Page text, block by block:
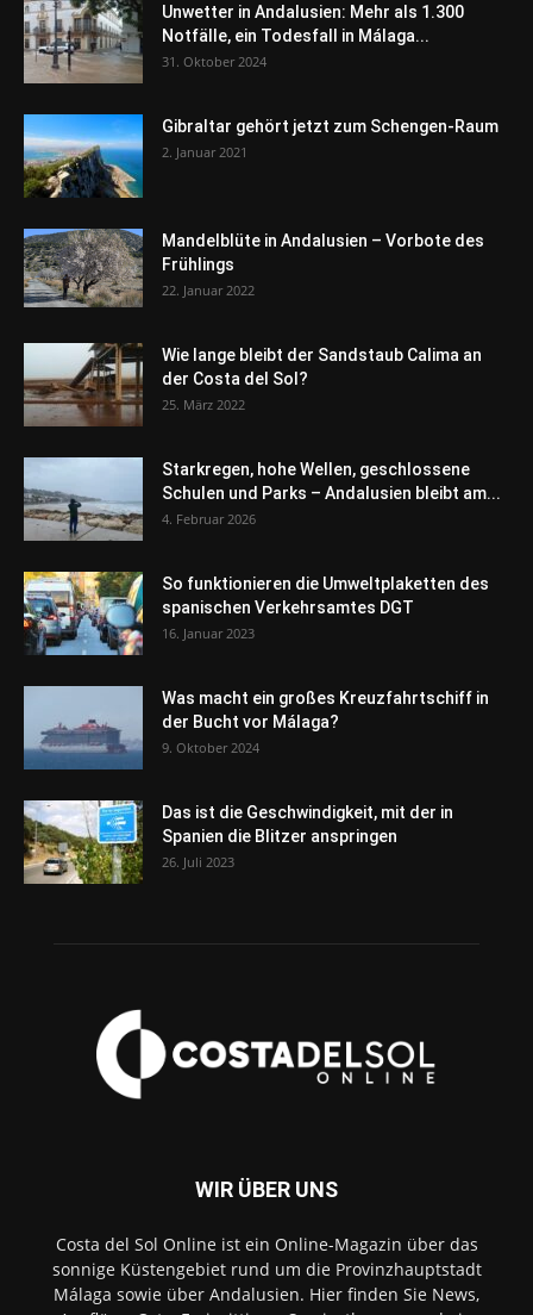
Unwetter in Andalusien: Mehr als 1.300
Notfälle, ein Todesfall in Málaga...
31. Oktober 2024
Gibraltar gehört jetzt zum Schengen-Raum
2. Januar 2021
Mandelblüte in Andalusien – Vorbote des
Frühlings
22. Januar 2022
Wie lange bleibt der Sandstaub Calima an
der Costa del Sol?
25. März 2022
Starkregen, hohe Wellen, geschlossene
Schulen und Parks – Andalusien bleibt am...
4. Februar 2026
So funktionieren die Umweltplaketten des
spanischen Verkehrsamtes DGT
16. Januar 2023
Was macht ein großes Kreuzfahrtschiff in
der Bucht vor Málaga?
9. Oktober 2024
Das ist die Geschwindigkeit, mit der in
Spanien die Blitzer anspringen
26. Juli 2023
WIR ÜBER UNS
Costa del Sol Online ist ein Online-Magazin über das
sonnige Küstengebiet rund um die Provinzhauptstadt
Málaga sowie über Andalusien. Hier finden Sie News,